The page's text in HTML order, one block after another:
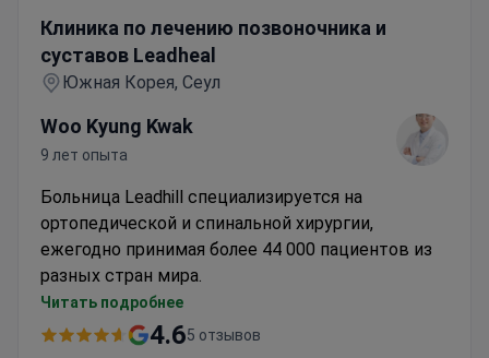
Клиника по лечению позвоночника и
суставов Leadheal
Южная Корея, Сеул
Woo Kyung Kwak
9 лет опыта
Больница Leadhill специализируется на
ортопедической и спинальной хирургии,
ежегодно принимая более 44 000 пациентов из
разных стран мира.
Работает как со взрослыми, так и с детскими
ортопедическими случаями
Читать подробнее
4.65 отзывов